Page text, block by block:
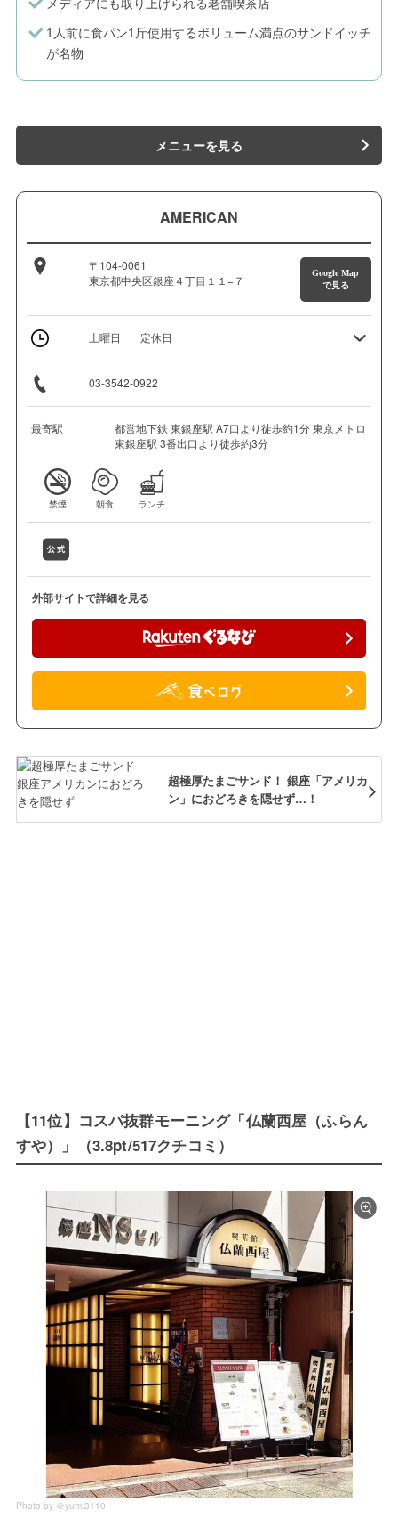
メディアにも取り上げられる老舗喫茶店
1人前に食パン1斤使用するボリューム満点のサンドイッチ
が名物
メニューを見る
AMERICAN
〒104-0061
東京都中央区銀座４丁目１１−７
Google Map
で見る
土曜日 定休日
03-3542-0922
最寄駅
都営地下鉄 東銀座駅 A7口より徒歩約1分 東京メトロ
東銀座駅 3番出口より徒歩約3分
禁煙 朝食 ランチ
外部サイトで詳細を見る
超極厚たまごサンド！ 銀座「アメリカ
ン」におどろきを隠せず…！
【11位】コスパ抜群モーニング「仏蘭西屋（ふらん
すや）」（3.8pt/517クチコミ）
Photo by ＠yum.3110